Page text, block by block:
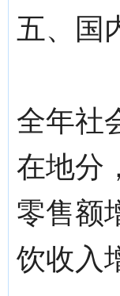
五、国
全年社
在地分
零售额
饮收入